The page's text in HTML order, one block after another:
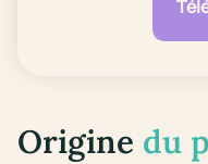
Origine du